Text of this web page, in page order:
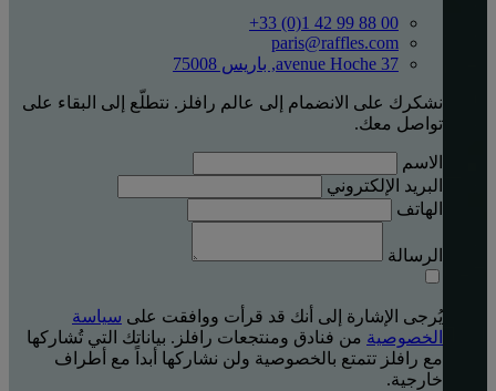
‎+33 (0)1 42 99 88 00‏
paris@raffles.com
37 avenue Hoche, باريس 75008
نشكرك على الانضمام إلى عالم رافلز. نتطلّع إلى البقاء على
تواصل معك.
الاسم
البريد الإلكتروني
الهاتف
الرسالة
يُرجى الإشارة إلى أنك قد قرأت ووافقت على سياسة
الخصوصية من فنادق ومنتجعات رافلز. بياناتك التي تُشاركها
مع رافلز تتمتع بالخصوصية ولن نشاركها أبداً مع أطراف
خارجية.